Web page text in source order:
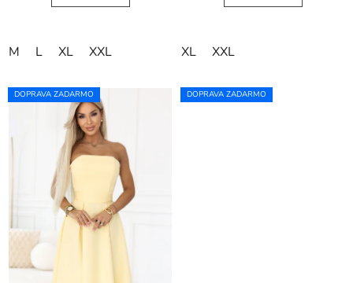
M L XL XXL XL XXL
DOPRAVA ZADARMO DOPRAVA ZADARMO